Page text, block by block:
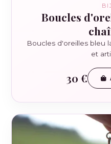
Boucles
Boucles d'oreilles bleu
et
30 €